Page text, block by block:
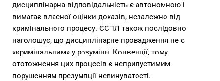
дисциплінарна відповідальність є автономною і
вимагає власної оцінки доказів, незалежно від
кримінального процесу. ЄСПЛ також послідовно
наголошує, що дисциплінарне провадження не є
«кримінальним» у розумінні Конвенції, тому
ототожнення цих процесів є неприпустимим
порушенням презумпції невинуватості.